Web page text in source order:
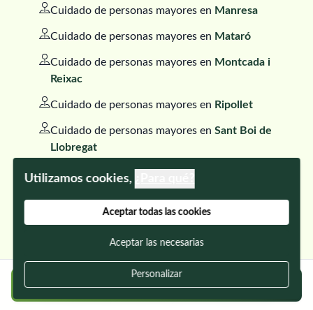
Cuidado de personas mayores en Manresa
Cuidado de personas mayores en Mataró
Cuidado de personas mayores en Montcada i
Reixac
Cuidado de personas mayores en Ripollet
Cuidado de personas mayores en Sant Boi de
Llobregat
Cuidado de personas mayores en
Cuidado de personas mayores en
Cuidado de personas mayores en
Cuidado de personas mayores en
Regístrate gratis y encuentra a tu cuidador
Utilizamos cookies,
Aceptar todas las cookies
Aceptar las necesarias
Personalizar